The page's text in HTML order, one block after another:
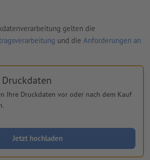
gelten die
und die Anforderungen an
Druckdaten
Ihre Druckdaten vor oder nach dem Kauf
Jetzt hochladen